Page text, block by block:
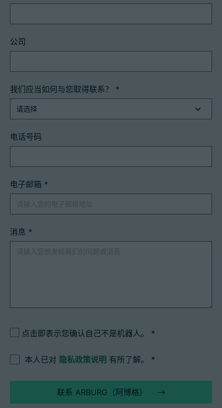
公司
我们应当如何与您取得联系？ *
电话号码
电子邮箱 *
消息 *
点击即表示您确认自己不是机器人。
本人已对 隐私政策说明 有所了解。 *
联系 ARBURG（阿博格）